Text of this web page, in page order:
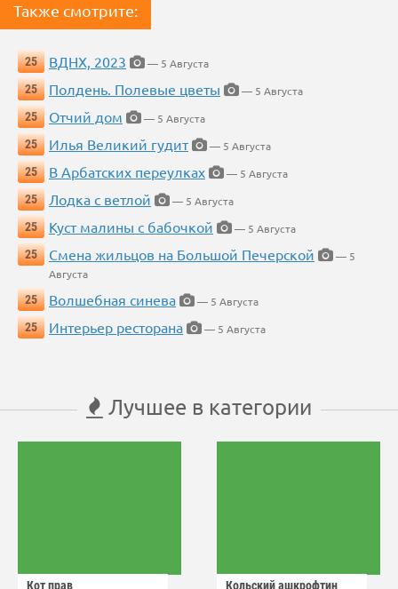
Также смотрите:
25 ВДНХ, 2023
— 5 Августа
25
Полдень. Полевые цветы
— 5 Августа
25
Отчий дом
— 5 Августа
25
Илья Великий гудит
— 5 Августа
25
В Арбатских переулках
— 5 Августа
25
Лодка с ветлой
— 5 Августа
25
Куст малины с бабочкой
— 5 Августа
25
Смена жильцов на Большой Печерской
— 5
Августа
25
Волшебная синева
— 5 Августа
25
Интерьер ресторана — 5 Августа
Лучшее в категории
Кот прав Кольский ашкрофтин